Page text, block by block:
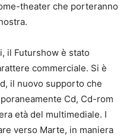
theater che porteranno
il Futurshow è stato
commerciale. Si è
il nuovo supporto che
Cd, Cd-rom
età del multimediale. I
verso Marte, in maniera